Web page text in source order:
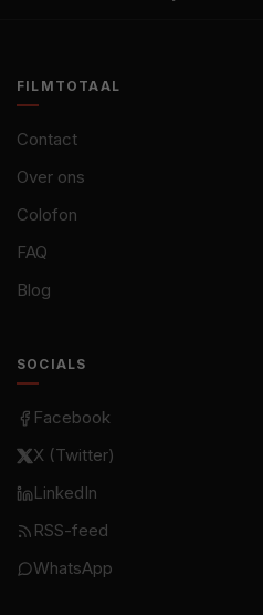
FILMTOTAAL
Contact
Over ons
Colofon
FAQ
Blog
SOCIALS
Facebook
X (Twitter)
LinkedIn
RSS-feed
WhatsApp